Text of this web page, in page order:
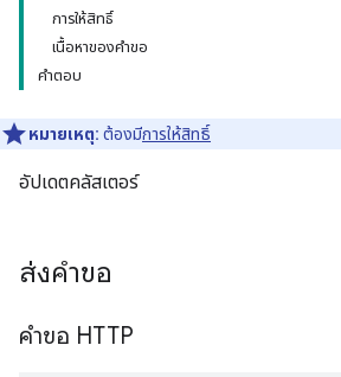
การให้สิทธิ์
เนื้อหาของคำขอ
คำตอบ
หมายเหตุ: ต้องมีการให้สิทธิ์
อัปเดตคลัสเตอร์
ส่งคำขอ
คำขอ HTTP